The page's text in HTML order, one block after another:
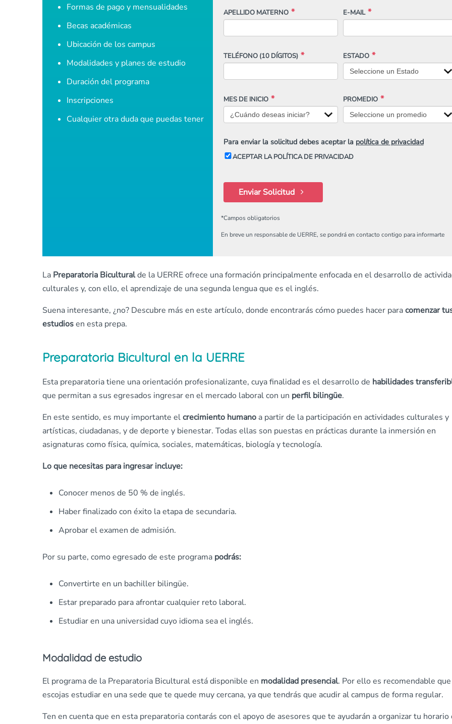
Formas de pago y mensualidades
Becas académicas
Ubicación de los campus
Modalidades y planes de estudio
Duración del programa
Inscripciones
Cualquier otra duda que puedas tener
APELLIDO MATERNO E-MAIL
TELÉFONO (10 DÍGITOS) ESTADO
MES DE INICIO PROMEDIO
Para enviar la solicitud debes aceptar la política de privacidad
ACEPTAR LA POLÍTICA DE PRIVACIDAD
Enviar Solicitud
*Campos obligatorios
En breve un responsable de UERRE, se pondrá en contacto contigo para informarte
La Preparatoria Biculturalde la UERRE ofrece una formación principalmente enfocada en el desarrollo de
culturales y, con ello, el aprendizaje de una segunda lengua que es el inglés.
Suena interesante, ¿no? Descubre más en este artículo, donde encontrarás cómo puedes hacer paracomenzar
estudiosen esta prepa.
Preparatoria Bicultural en la UERRE
Esta preparatoria tiene una orientación profesionalizante, cuya finalidad es el desarrollo de habilidades
que permitan a sus egresados ingresar en el mercado laboral con un perfil bilingüe.
En este sentido, es muy importante elcrecimiento humano a partir de la participación en actividades culturales y
artísticas, ciudadanas, y de deporte y bienestar. Todas ellas son puestas en prácticas durante la inmersión en
asignaturas como física, química, sociales, matemáticas, biología y tecnología.
Lo que necesitas para ingresar incluye:
Conocer menos de 50 % de inglés.
Haber finalizado con éxito la etapa de secundaria.
Aprobar el examen de admisión.
Por su parte, como egresado de este programa podrás:
Convertirte en un bachiller bilingüe.
Estar preparado para afrontar cualquier reto laboral.
Estudiar en una universidad cuyo idioma sea el inglés.
Modalidad de estudio
El programa de la Preparatoria Bicultural está disponible en modalidad presencial. Por ello es recomendable que
escojas estudiar en una sede que te quede muy cercana, ya que tendrás que acudir al campus de forma regular.
Ten en cuenta que en esta preparatoria contarás con el apoyo de asesores que te ayudarán a organizar tu horario